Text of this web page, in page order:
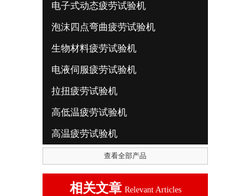
电子式动态疲劳试验机
泡沫四点弯曲疲劳试验机
生物材料疲劳试验机
电液伺服疲劳试验机
拉扭疲劳试验机
高低温疲劳试验机
高温疲劳试验机
查看全部产品
相关文章 Relevant Articles